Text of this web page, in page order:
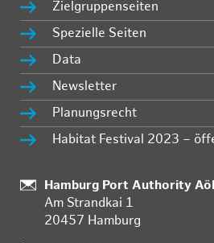
Zielgruppenseiten
Spezielle Seiten
Data
Newsletter
Planungsrecht
Habitat Festival 2023 –
:
Hamburg Port Authority
Am Strandkai 1
20457 Hamburg